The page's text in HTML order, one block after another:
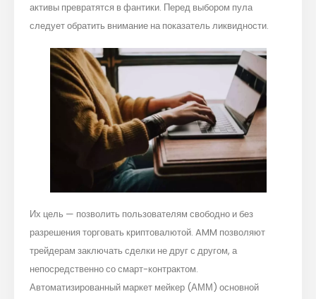
активы превратятся в фантики. Перед выбором пула
следует обратить внимание на показатель ликвидности.
Их цель — позволить пользователям свободно и без
разрешения торговать криптовалютой. AMM позволяют
трейдерам заключать сделки не друг с другом, а
непосредственно со смарт-контрактом.
Автоматизированный маркет мейкер (АММ) основной